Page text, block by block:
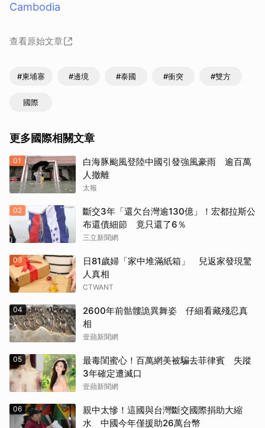
Cambodia
查看原始文章
#柬埔寨 #邊境 #泰國 #衝突 #雙方
國際
更多國際相關文章
01
白海豚颱風登陸中國引發強風豪雨 逾百萬
人撤離
太報
02
斷交3年「還欠台灣逾130億」！宏都拉斯公
布還債細節 竟只還了6％
三立新聞網
03
日81歲婦「家中堆滿紙箱」 兒返家發現驚
人真相
CTWANT
04
2600年前骷髏詭異舞姿 仔細看藏殘忍真
相
壹蘋新聞網
05
最毒閨蜜心！百萬網美被騙去菲律賓 失蹤
3年確定遭滅口
壹蘋新聞網
06
親中太慘！這國與台灣斷交國際捐助大縮
水 中國今年僅援助26萬台幣